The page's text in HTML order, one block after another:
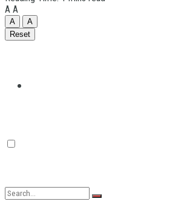
Quilmes
A A
A
A
Reset